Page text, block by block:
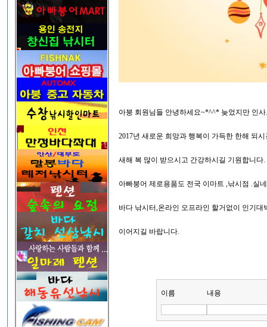
아붕 회원님들 안녕하세요~*^^* 늦었지만 인
2017년 새로운 희망과 행복이 가득한 한해 되
새해 복 많이 받으시고 간강하시길 기원합니다.
아빠붕어 제로용품도 전국 이마트 ,낚시점 .실
바다 낚시터,온라인 오프라인 할거없이 인기
이어지길 바랍니다.
이름 내용